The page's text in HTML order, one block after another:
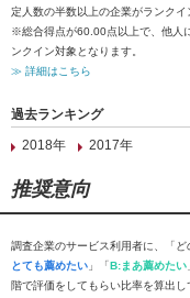
定人数の半数以上の企業がランクイ
※総合得点が60.00点以上で、他人
ンクイン対象となります。
≫ 詳細はこちら
過去ランキング
2018年
2017年
推奨意向
調査企業のサービス利用者に、「
とても薦めたい 」「B:まあ薦めたい
階で評価をしてもらい比率を算出し